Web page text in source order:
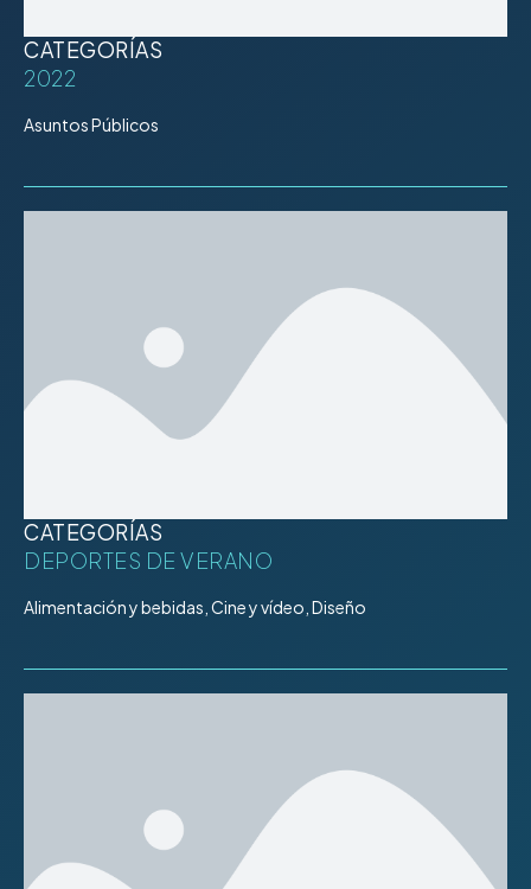
CATEGORÍAS
2022
Asuntos Públicos
CATEGORÍAS
DEPORTES DE VERANO
Alimentación y bebidas, Cine y vídeo, Diseño